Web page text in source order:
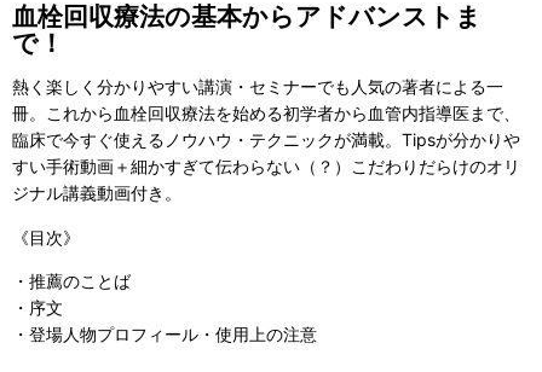
血栓回収療法の基本からアドバンストま
で！
熱く楽しく分かりやすい講演・セミナーでも人気の著者による一
冊。これから血栓回収療法を始める初学者から血管内指導医まで、
臨床で今すぐ使えるノウハウ・テクニックが満載。Tipsが分かりや
すい手術動画＋細かすぎて伝わらない（？）こだわりだらけのオリ
ジナル講義動画付き。
《目次》
・推薦のことば
・序文
・登場人物プロフィール・使用上の注意